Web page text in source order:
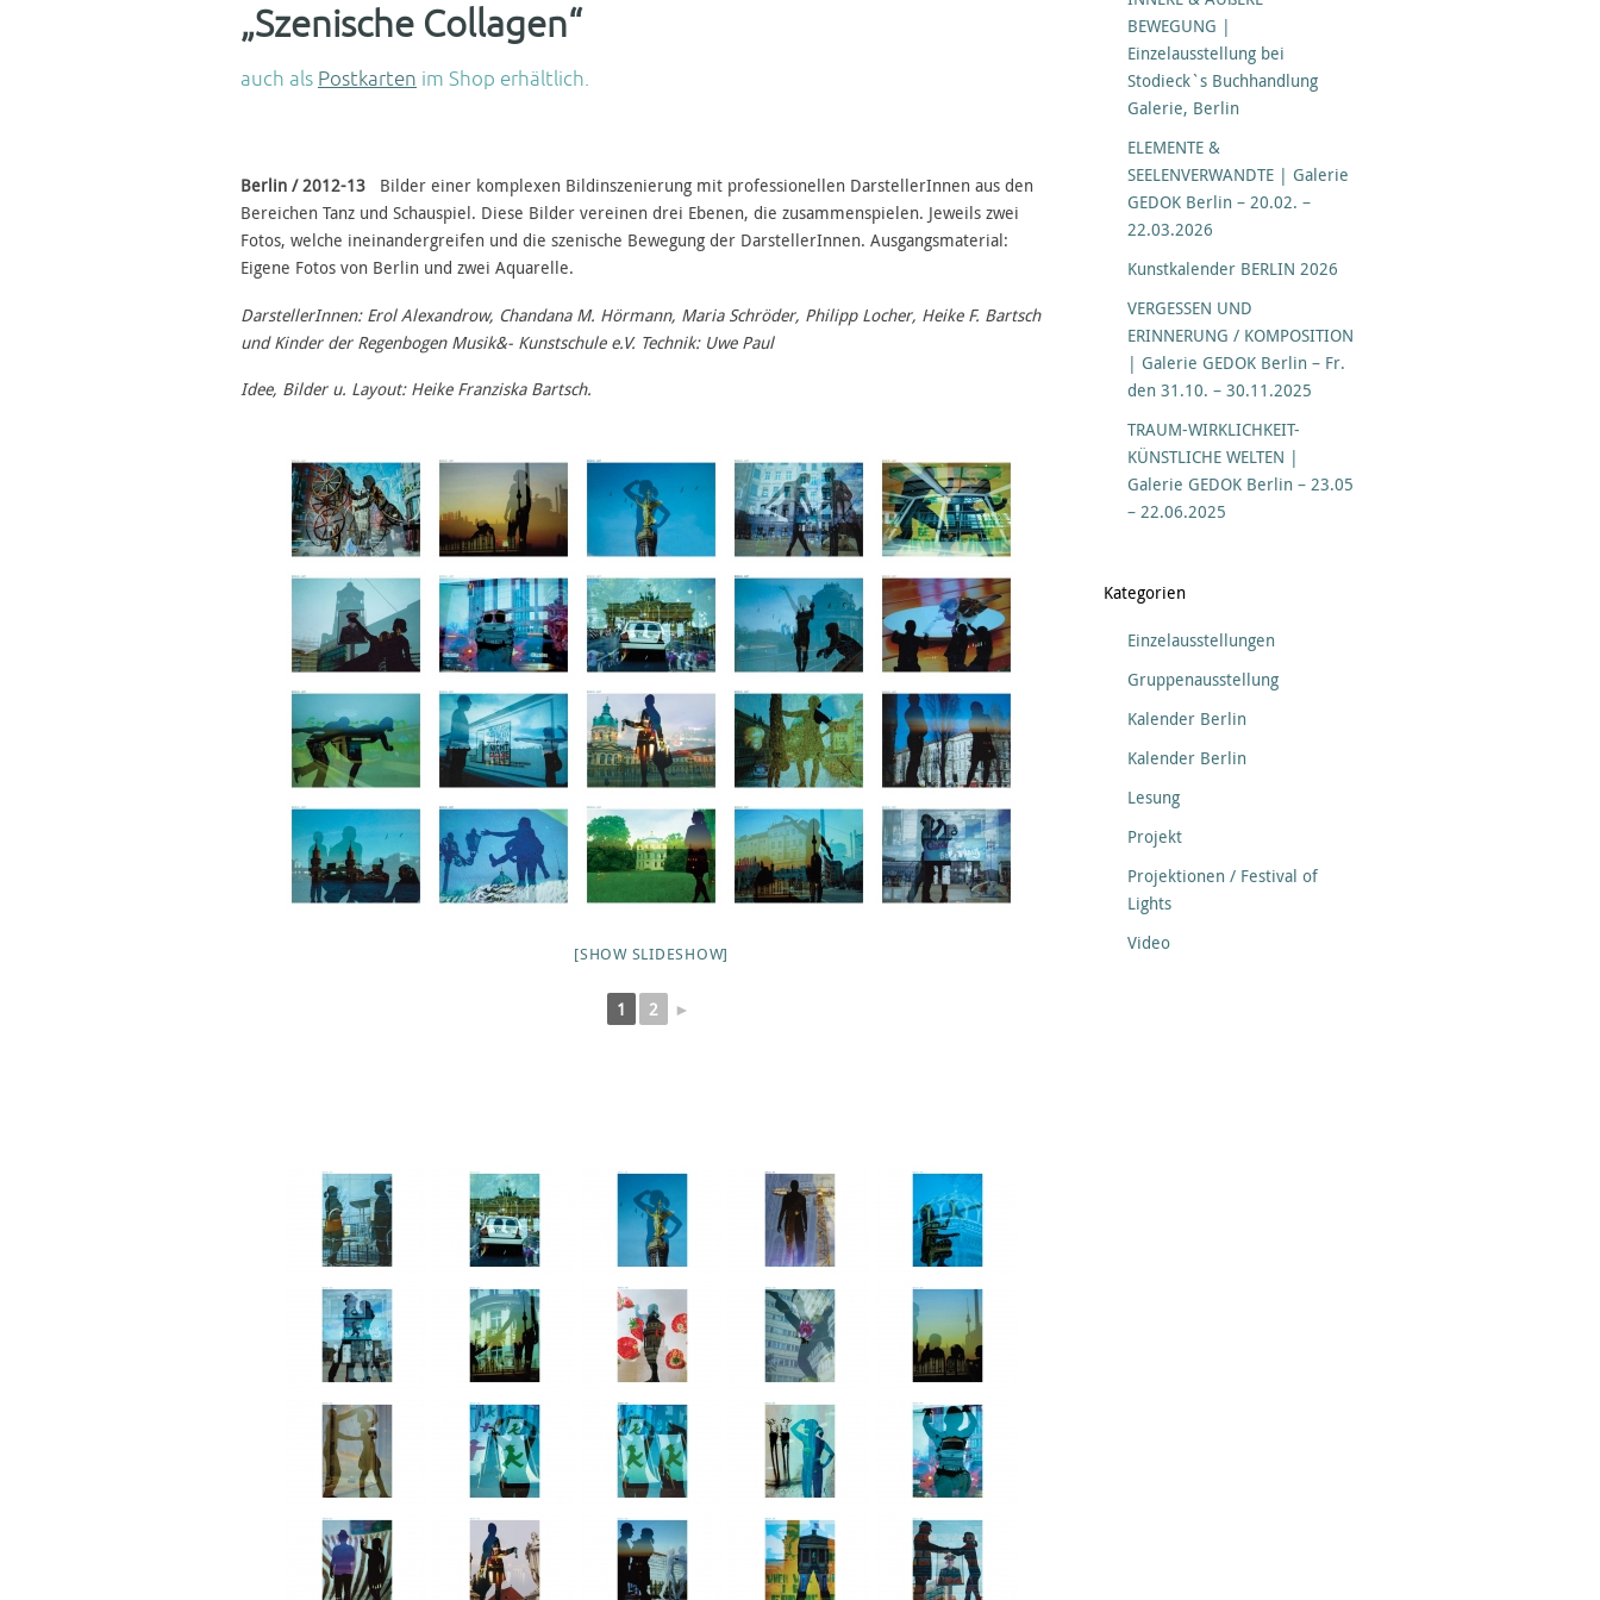
„Szenische Collagen“
auch als Postkarten im Shop erhältlich.
Berlin / 2012-13 Bilder einer komplexen Bildinszenierung mit professionellen DarstellerInnen aus den
Bereichen Tanz und Schauspiel. Diese Bilder vereinen drei Ebenen, die zusammenspielen. Jeweils zwei
Fotos, welche ineinandergreifen und die szenische Bewegung der DarstellerInnen. Ausgangsmaterial:
Eigene Fotos von Berlin und zwei Aquarelle.
DarstellerInnen: Erol Alexandrow, Chandana M. Hörmann, Maria Schröder, Philipp Locher, Heike F. Bartsch
und Kinder der Regenbogen Musik&- Kunstschule e.V. Technik: Uwe Paul
Idee, Bilder u. Layout: Heike Franziska Bartsch.
[SHOW SLIDESHOW]
1 2 ►
BEWEGUNG |
Einzelausstellung bei
Stodieck`s Buchhandlung
Galerie, Berlin
ELEMENTE &
SEELENVERWANDTE | Galerie
GEDOK Berlin – 20.02. –
22.03.2026
Kunstkalender BERLIN 2026
VERGESSEN UND
ERINNERUNG / KOMPOSITION
| Galerie GEDOK Berlin – Fr.
den 31.10. – 30.11.2025
TRAUM-WIRKLICHKEIT-
KÜNSTLICHE WELTEN |
Galerie GEDOK Berlin – 23.05
– 22.06.2025
Kategorien
Einzelausstellungen
Gruppenausstellung
Kalender Berlin
Kalender Berlin
Lesung
Projekt
Projektionen / Festival of
Lights
Video